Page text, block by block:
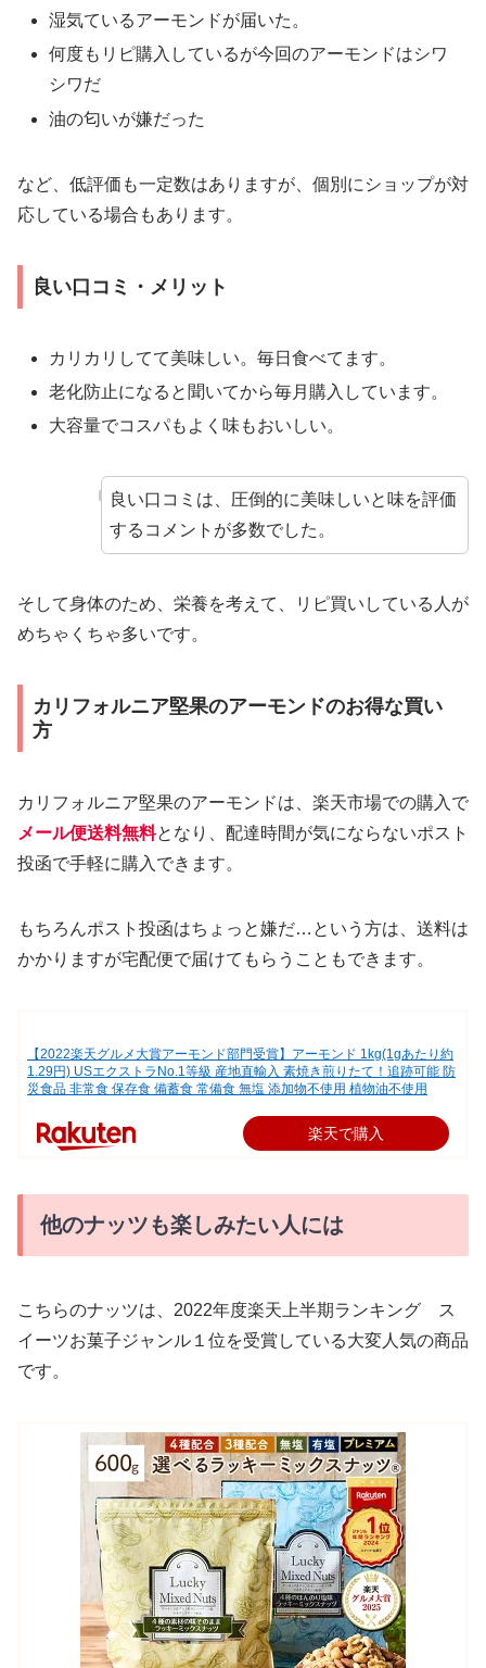
湿気ているアーモンドが届いた。
何度もリピ購入しているが今回のアーモンドはシワ
シワだ
油の匂いが嫌だった
など、低評価も一定数はありますが、個別にショップが対
応している場合もあります。
良い口コミ・メリット
カリカリしてて美味しい。毎日食べてます。
老化防止になると聞いてから毎月購入しています。
大容量でコスパもよく味もおいしい。
良い口コミは、圧倒的に美味しいと味を評価
するコメントが多数でした。
そして身体のため、栄養を考えて、リピ買いしている人が
めちゃくちゃ多いです。
カリフォルニア堅果のアーモンドのお得な買い
方
カリフォルニア堅果のアーモンドは、楽天市場での購入で
メール便送料無料となり、配達時間が気にならないポスト
投函で手軽に購入できます。
もちろんポスト投函はちょっと嫌だ…という方は、送料は
かかりますが宅配便で届けてもらうこともできます。
【2022楽天グルメ大賞アーモンド部門受賞】アーモンド 1kg(1gあたり約
1.29円) USエクストラNo.1等級 産地直輸入 素焼き煎りたて！追跡可能 防
災食品 非常食 保存食 備蓄食 常備食 無塩 添加物不使用 植物油不使用
楽天で購入
他のナッツも楽しみたい人には
こちらのナッツは、2022年度楽天上半期ランキング ス
イーツお菓子ジャンル１位を受賞している大変人気の商品
です。